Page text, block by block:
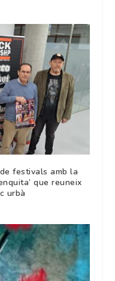
festivals amb la
que reuneix
urbà